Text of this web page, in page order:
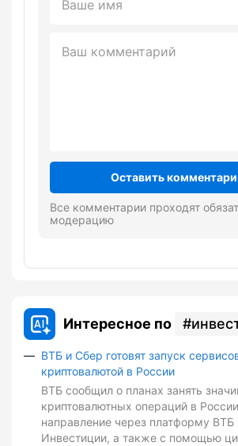
Оставить
Все комментарии проходят
модерацию
Интересное по
ВТБ и Сбер готовят запуск
криптовалютой в России
ВТБ сообщил о планах занять
криптовалютных операций в
направление через платформу
Инвестиции, а также с помощью